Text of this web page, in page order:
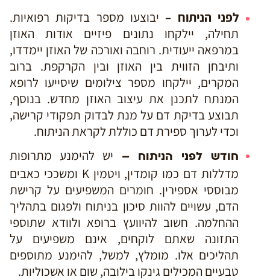
לפני הניתוח –יבוצעו מספר בדיקות רפואיות.
תחילה, יילקחו נתונים פיזיים אודות האוזן
במרפאה ייעודית. רוחבה ואורכה של האוזן יימדדו,
ותיבחן הזווית בין האוזן ובין הקרקפת. ברוב
המקרים, יילקחו מספר צילומים שיסייעו לרופא
המנתח לתכנן את עיצוב האוזן מחדש. בנוסף,
תבוצע בדיקת דם על מנת לבדוק תפקודי קרישה,
וכדי לערוך ספירת דם כוללת לקראת הניתוח.
חודש לפני הניתוח – יש להימנע מתרופות
מדללות דם כמו קומדין, ויטמין K ומשככי כאבים
מבוססי אספירין. חומרים המשפיעים על קרישת
הדם, עשויים להוות סיכון בניתוח ולפגום בתהליך
ההחלמה. חשוב להיוועץ ברופא ולוודא שתוספי
התזונה שאתם לוקחים, אינם משפיעים על
תהליכים אלו. מומלץ, למשל, להימנע מתוספים
טבעיים המכילים גינקו בילובה, שום או אשכוליות.